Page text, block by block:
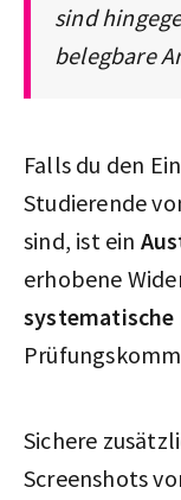
sind
belegbare
Falls du den
Studierende
sind, ist ein
erhobene
systematische
Sichere
Screenshots